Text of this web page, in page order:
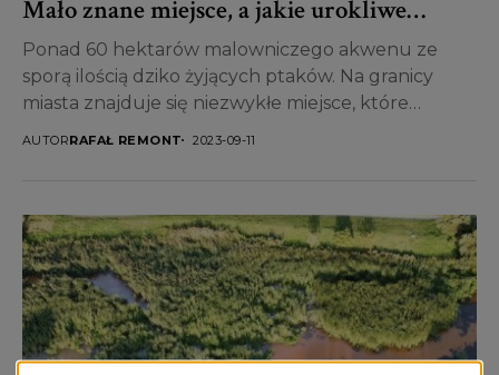
Mało znane miejsce, a jakie urokliwe…
Ponad 60 hektarów malowniczego akwenu ze
sporą ilością dziko żyjących ptaków. Na granicy
miasta znajduje się niezwykłe miejsce, które
AUTORRAFAŁ REMONT 2023-09-11